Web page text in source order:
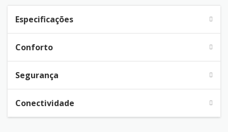
Especificações
Conforto
Segurança
Conectividade